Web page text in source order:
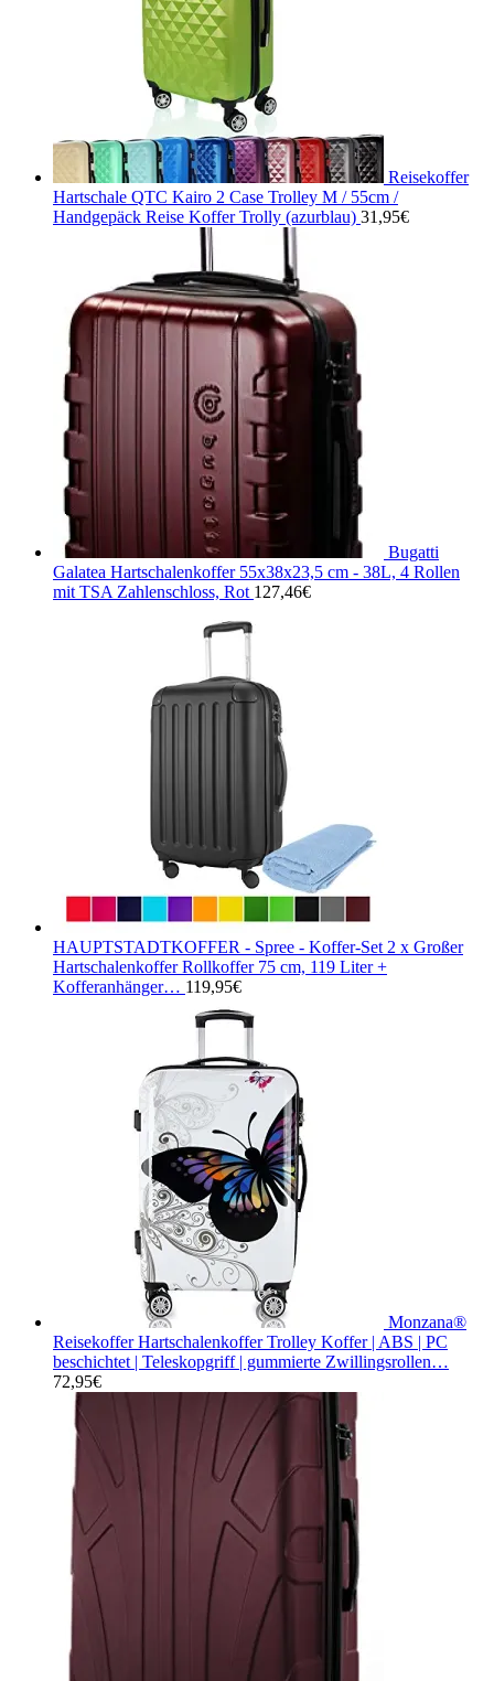
Reisekoffer
Hartschale QTC Kairo 2 Case Trolley M / 55cm /
Handgepäck Reise Koffer Trolly (azurblau) 31,95€
Bugatti
Galatea Hartschalenkoffer 55x38x23,5 cm - 38L, 4 Rollen
mit TSA Zahlenschloss, Rot 127,46€
HAUPTSTADTKOFFER - Spree - Koffer-Set 2 x Großer
Hartschalenkoffer Rollkoffer 75 cm, 119 Liter +
Kofferanhänger… 119,95€
Monzana®
Reisekoffer Hartschalenkoffer Trolley Koffer | ABS | PC
beschichtet | Teleskopgriff | gummierte Zwillingsrollen…
72,95€